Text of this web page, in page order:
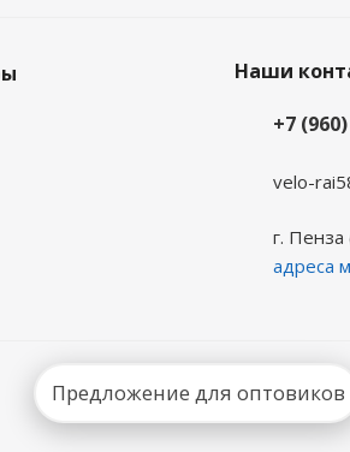
Наши
+7
velo-
г. Пенза
адреса
Предложение для оптовиков